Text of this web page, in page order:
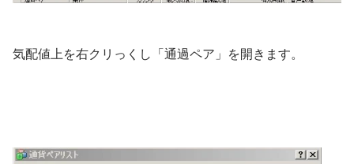
気配値上を右クリっくし「通過ペア」を開きます。